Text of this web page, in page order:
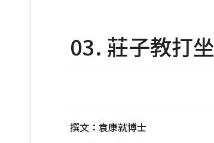
03. 莊子教打坐
撰文：袁康就博士